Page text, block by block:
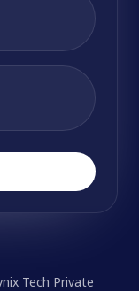
Tech Private